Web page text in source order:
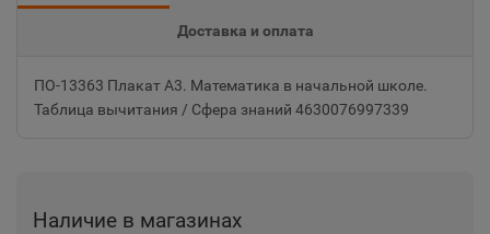
Доставка и оплата
ПО-13363 Плакат А3. Математика в начальной школе.
Таблица вычитания / Сфера знаний 4630076997339
Наличие в магазинах